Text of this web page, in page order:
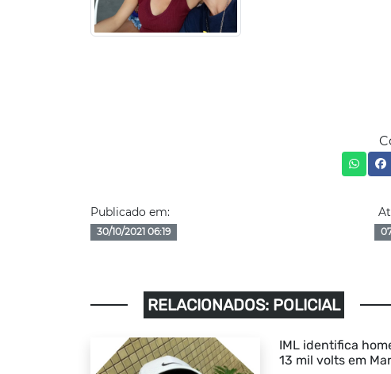
Publicado em:
30/10/2021 06:19
RELACIONADOS: POLICIAL
IML identifica
13 mil volts em